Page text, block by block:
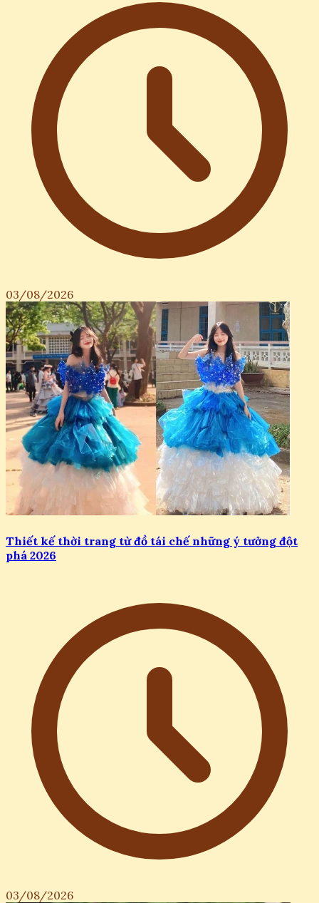
03/08/2026
Thiết kế thời trang từ đồ tái chế những ý tưởng đột
phá 2026
03/08/2026